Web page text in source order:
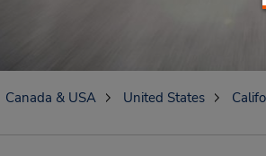
Canada & USA United States